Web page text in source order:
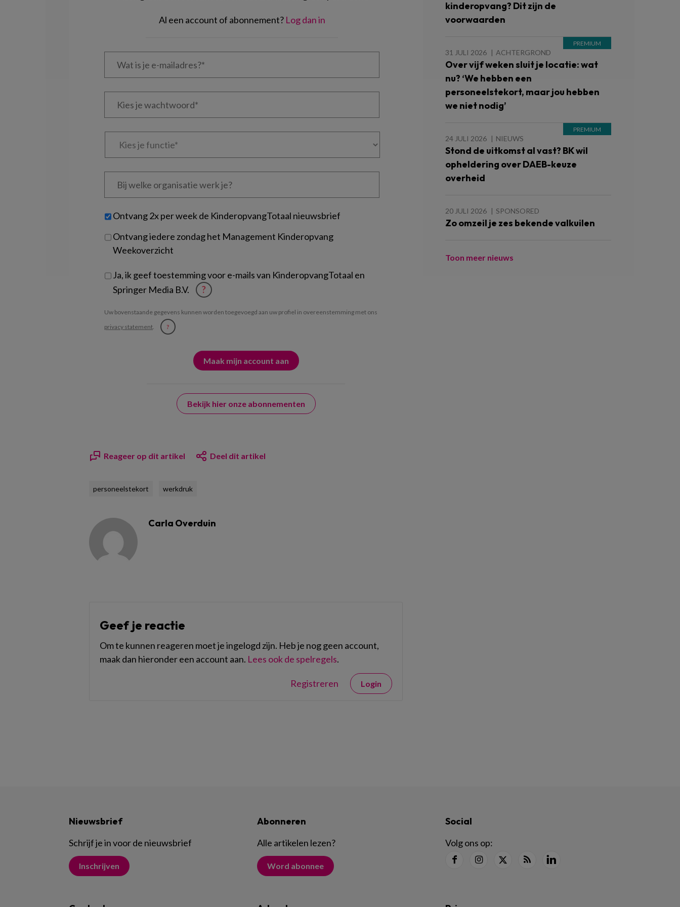
Al een account of abonnement? Log dan in
Wat
Kies
Kies
Bij
welke
je?
Untitled
Ontvang 2x per week de KinderopvangTotaal nieuwsbrief
Ontvang iedere zondag het Management Kinderopvang
Weekoverzicht
Ja, ik geef toestemming voor e-mails van KinderopvangTotaal en
Springer Media B.V.
?
Uw bovenstaande gegevens kunnen worden toegevoegd aan uw profiel in overeenstemming met ons
privacy statement. ?
Bekijk hier onze abonnementen
Reageer op dit artikel Deel dit artikel
personeelstekort werkdruk
Carla Overduin
Geef je reactie
Om te kunnen reageren moet je ingelogd zijn. Heb je nog geen account,
maak dan hieronder een account aan. Lees ook de spelregels.
Registreren Login
kinderopvang? Dit zijn de
voorwaarden
31 JULI 2026 ACHTERGROND
Over vijf weken sluit je locatie: wat
nu? ‘We hebben een
personeelstekort, maar jou hebben
we niet nodig’
24 JULI 2026 NIEUWS
Stond de uitkomst al vast? BK wil
opheldering over DAEB-keuze
overheid
20 JULI 2026 SPONSORED
Zo omzeil je zes bekende valkuilen
Toon meer nieuws
Nieuwsbrief
Schrijf je in voor de nieuwsbrief
Inschrijven
Abonneren
Alle artikelen lezen?
Word abonnee
Social
Volg ons op: